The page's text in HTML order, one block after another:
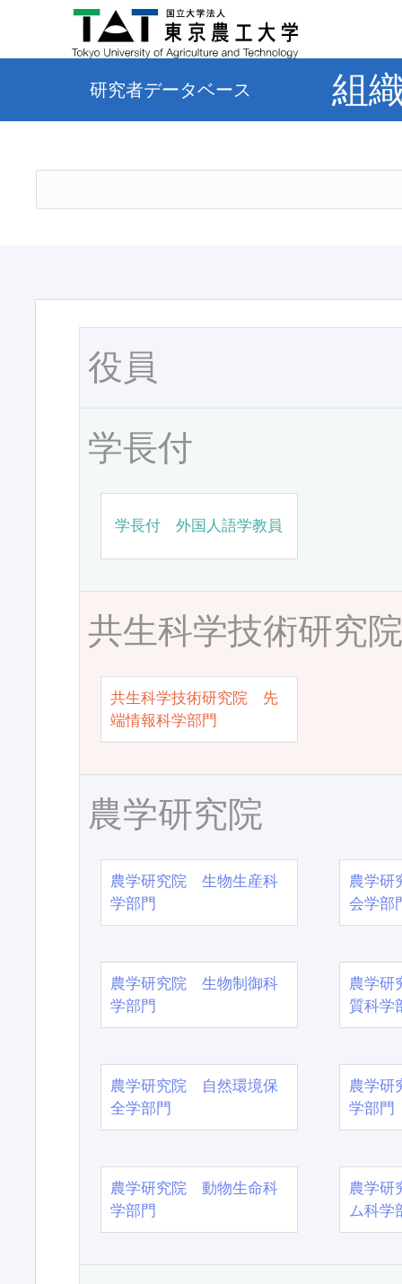
研究者データベース 組
役員
学長付
学長付 外国人語学教員
共生科学技術研究
共生科学技術研究院 先
端情報科学部門
農学研究院
農学研究院 生物生産科
学部門
農学
会学部
農学研究院 生物制御科
学部門
農学
質科学
農学研究院 自然環境保
全学部門
農学
学部門
農学研究院 動物生命科
学部門
農学
ム科学